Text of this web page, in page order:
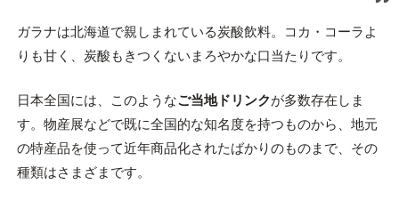
ガラナは北海道で親しまれている炭酸飲料。コカ・コーラよ
りも甘く、炭酸もきつくないまろやかな口当たりです。
日本全国には、このようなご当地ドリンクが多数存在しま
す。物産展などで既に全国的な知名度を持つものから、地元
の特産品を使って近年商品化されたばかりのものまで、その
種類はさまざまです。